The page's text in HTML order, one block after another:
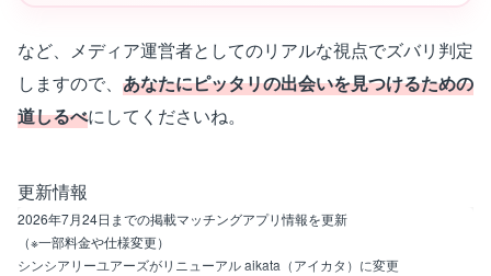
など、メディア運営者としてのリアルな視点でズバリ判定
しますので、 あなたにピッタリの出会いを見つけるための
道しるべにしてくださいね。
更新情報
2026年7月24日までの掲載マッチングアプリ情報を更新
（※一部料金や仕様変更）
シンシアリーユアーズがリニューアル aikata（アイカタ）に変更